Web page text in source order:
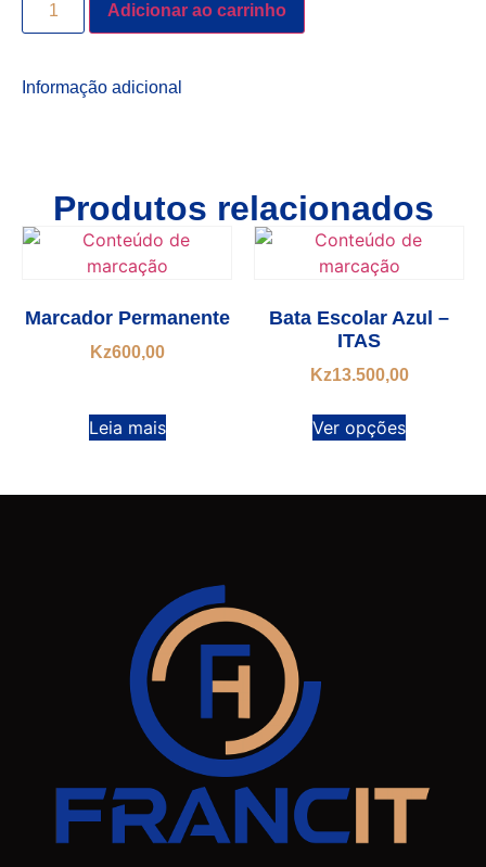
Adicionar ao carrinho
Informação adicional
Produtos relacionados
Marcador Permanente
Kz600,00
Leia mais
Bata Escolar Azul –
ITAS
Kz13.500,00
Ver opções